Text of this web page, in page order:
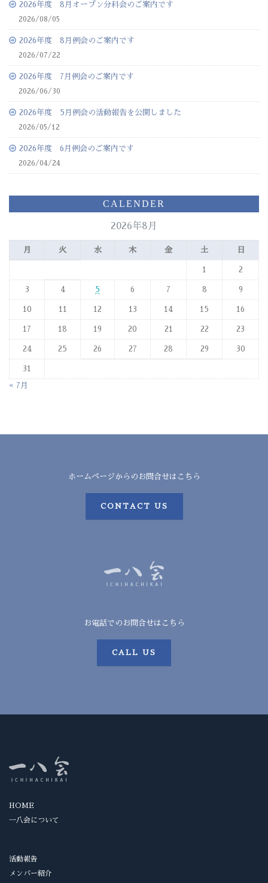
2026年度 8月オープン分科会のご案内です
2026/08/05
2026年度 8月例会のご案内です
2026/07/22
2026年度 7月例会のご案内です
2026/06/30
2026年度 5月例会の活動報告を公開しました
2026/05/12
2026年度 6月例会のご案内です
2026/04/24
CALENDER
2026年8月
月 火 水 木 金 土 日
1 2
3 4 5 6 7 8 9
10 11 12 13 14 15 16
17 18 19 20 21 22 23
24 25 26 27 28 29 30
31
« 7月
ホームページからのお問合せはこちら
CONTACT US
お電話でのお問合せはこちら
CALL US
HOME
一八会について
活動報告
メンバー紹介